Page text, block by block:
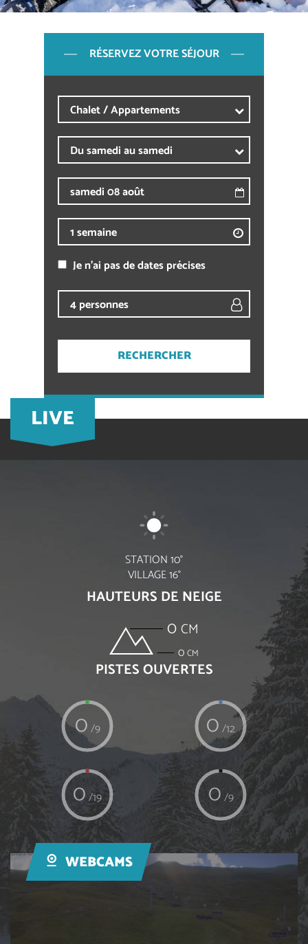
RÉSERVEZ VOTRE SÉJOUR
Je n'ai pas de dates précises
LIVE
STATION10°
VILLAGE16°
HAUTEURS DE NEIGE
0 CM
0CM
PISTES OUVERTES
0/9 0/12
0/19 0/9
WEBCAMS